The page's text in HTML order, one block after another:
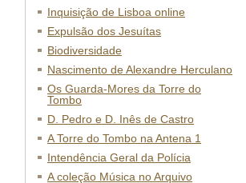
Inquisição de Lisboa online
Expulsão dos Jesuítas
Biodiversidade
Nascimento de Alexandre Herculano
Os Guarda-Mores da Torre do
Tombo
D. Pedro e D. Inês de Castro
A Torre do Tombo na Antena 1
Intendência Geral da Polícia
A coleção Música no Arquivo